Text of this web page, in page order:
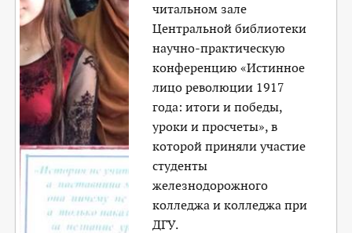
читальном зале
Центральной библиотеки
научно-практическую
конференцию «Истинное
лицо революции 1917
года: итоги и победы,
уроки и просчеты», в
которой приняли участие
студенты
железнодорожного
колледжа и колледжа при
ДГУ.